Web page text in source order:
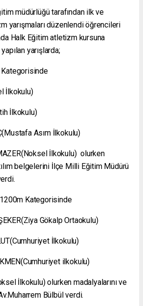
müdürlüğü tarafından ilk ve
yarışmaları düzenlendi öğrencileri
Halk Eğitim atletizm kursuna
yarışlarda;
Kategorisinde
İlkokulu)
İlkokulu)
Asım İlkokulu)
İlkokulu) olurken
belgelerini İlçe Milli Eğitim Müdürü
1200m Kategorisinde
Gökalp Ortaokulu)
İlkokulu)
ilkokulu)
İlkokulu) olurken madalyalarını ve
Bülbül verdi.